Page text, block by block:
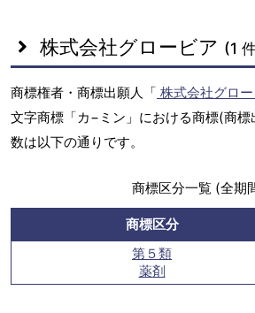
株式会社グロービア (1
商標権者・商標出願人「 株式会社グロ
文字商標「カ−ミン」における商標(商
数は以下の通りです。
商標区分一覧 (全期
商標区分
第５類
薬剤